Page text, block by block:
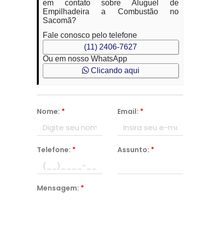
em contato sobre Aluguel de
Empilhadeira a Combustão no
Sacomã?
Fale conosco pelo telefone
(11) 2406-7627
Ou em nosso WhatsApp
Clicando aqui
Nome: * Email: *
Telefone: * Assunto: *
Mensagem: *